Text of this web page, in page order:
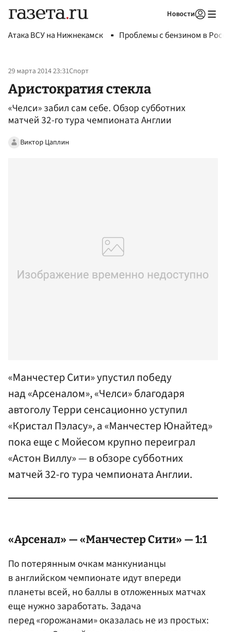
Новости
Атака ВСУ на Нижнекамск Проблемы с бензином в
29 марта 2014 23:31Спорт
Аристократия стекла
«Челси» забил сам себе. Обзор субботних
матчей 32-го тура чемпионата Англии
Виктор Цаплин
«Манчестер Сити» упустил победу
над «Арсеналом», «Челси» благодаря
автоголу Терри сенсационно уступил
«Кристал Пэласу», а «Манчестер Юнайтед»
пока еще с Мойесом крупно переиграл
«Астон Виллу» — в обзоре субботних
матчей 32-го тура чемпионата Англии.
«Арсенал» — «Манчестер Сити» — 1:1
По потерянным очкам манкунианцы
в английском чемпионате идут впереди
планеты всей, но баллы в отложенных матчах
еще нужно заработать. Задача
перед «горожанами» оказалась не из простых: